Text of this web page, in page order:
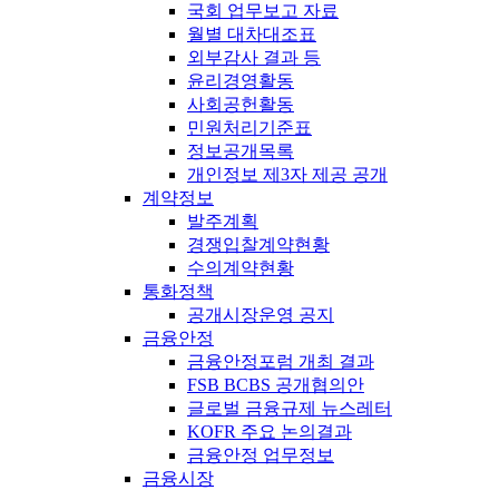
국회 업무보고 자료
월별 대차대조표
외부감사 결과 등
윤리경영활동
사회공헌활동
민원처리기준표
정보공개목록
개인정보 제3자 제공 공개
계약정보
발주계획
경쟁입찰계약현황
수의계약현황
통화정책
공개시장운영 공지
금융안정
금융안정포럼 개최 결과
FSB BCBS 공개협의안
글로벌 금융규제 뉴스레터
KOFR 주요 논의결과
금융안정 업무정보
금융시장